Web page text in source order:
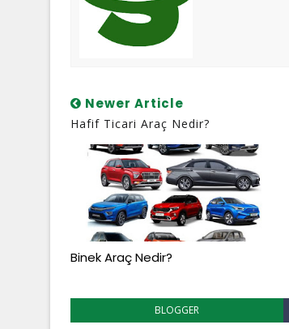
Newer Article
Hafif Ticari Araç Nedir?
Binek Araç Nedir?
BLOGGER